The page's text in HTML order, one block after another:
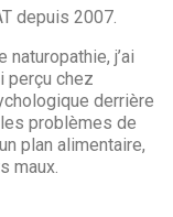
depuis 2007.
j’ai
perçu chez
derrière
problèmes de
plan alimentaire,
maux.